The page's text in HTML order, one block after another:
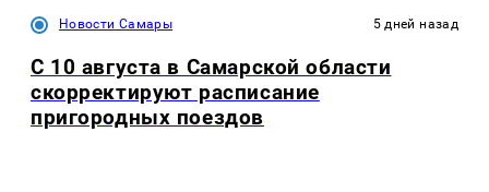
Новости Самары 5 дней назад
С 10 августа в Самарской области
скорректируют расписание
пригородных поездов